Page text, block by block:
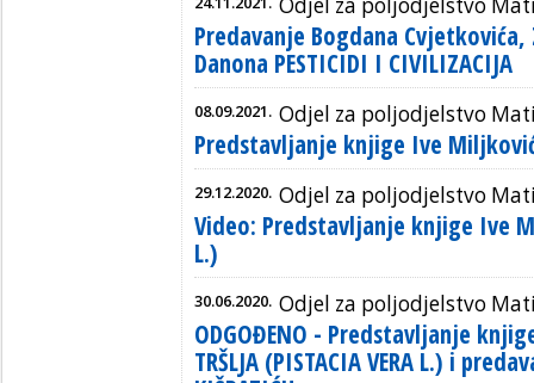
Predavanje Bogdana
Danona PESTICIDI I CIVILIZACIJA
08.09.2021. Odjel za poljodjelstvo
Predstavljanje knjige Ive
29.12.2020. Odjel za poljodjelstvo
Video: Predstavljanje knjige Ive
L.)
30.06.2020. Odjel za poljodjelstvo
ODGOĐENO - Predstavljanje
TRŠLJA (PISTACIA VERA L.) i